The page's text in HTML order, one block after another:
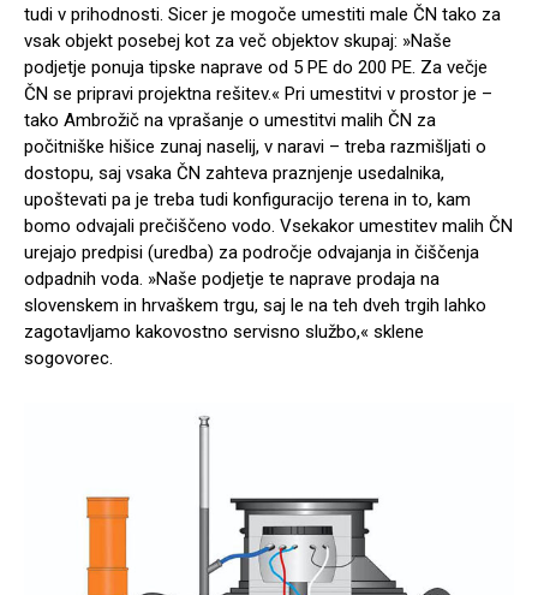
tudi v prihodnosti. Sicer je mogoče umestiti male ČN tako za
vsak objekt posebej kot za več objektov skupaj: »Naše
podjetje ponuja tipske naprave od 5 PE do 200 PE. Za večje
ČN se pripravi projektna rešitev.« Pri umestitvi v prostor je –
tako Ambrožič na vprašanje o umestitvi malih ČN za
počitniške hišice zunaj naselij, v naravi – treba razmišljati o
dostopu, saj vsaka ČN zahteva praznjenje usedalnika,
upoštevati pa je treba tudi konfiguracijo terena in to, kam
bomo odvajali prečiščeno vodo. Vsekakor umestitev malih ČN
urejajo predpisi (uredba) za področje odvajanja in čiščenja
odpadnih voda. »Naše podjetje te naprave prodaja na
slovenskem in hrvaškem trgu, saj le na teh dveh trgih lahko
zagotavljamo kakovostno servisno službo,« sklene
sogovorec.